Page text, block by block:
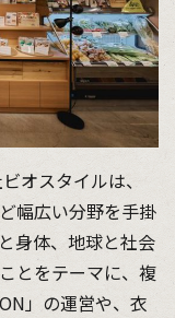
オスタイルは、
幅広い分野を手掛
身体、地球と社会
とをテーマに、複
」の運営や、衣